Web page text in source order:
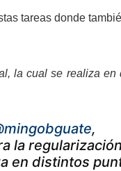
tareas donde
la cual se realiza en
,
la
en distintos